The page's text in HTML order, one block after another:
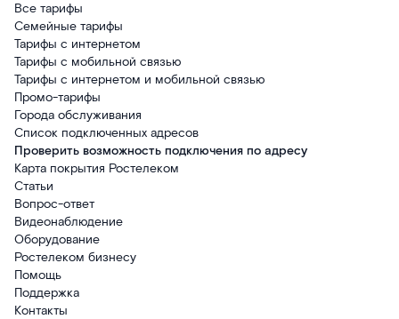
Все тарифы
Семейные тарифы
Тарифы с интернетом
Тарифы с мобильной связью
Тарифы с интернетом и мобильной связью
Промо-тарифы
Города обслуживания
Список подключенных адресов
Проверить возможность подключения по адресу
Карта покрытия Ростелеком
Статьи
Вопрос-ответ
Видеонаблюдение
Оборудование
Ростелеком бизнесу
Помощь
Поддержка
Контакты